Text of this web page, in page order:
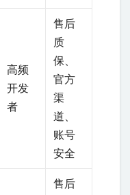
高频
开发
者
售后
质
保、
官方
渠
道、
账号
安全
售后